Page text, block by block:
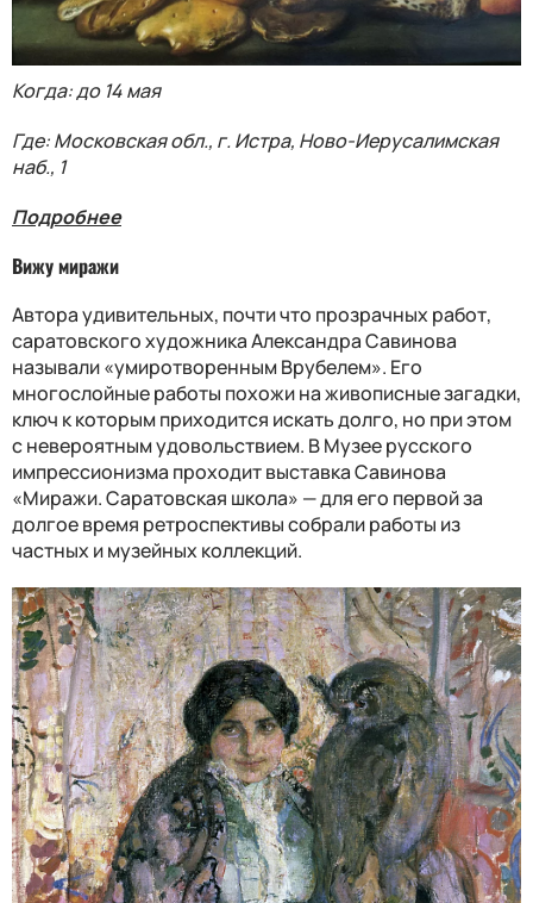
Когда: до 14 мая
Где: Московская обл., г. Истра, Ново-Иерусалимская
наб., 1
Подробнее
Вижу миражи
Автора удивительных, почти что прозрачных работ,
саратовского художника Александра Савинова
называли «умиротворенным Врубелем». Его
многослойные работы похожи на живописные загадки,
ключ к которым приходится искать долго, но при этом
с невероятным удовольствием. В Музее русского
импрессионизма проходит выставка Савинова
«Миражи. Саратовская школа» — для его первой за
долгое время ретроспективы собрали работы из
частных и музейных коллекций.